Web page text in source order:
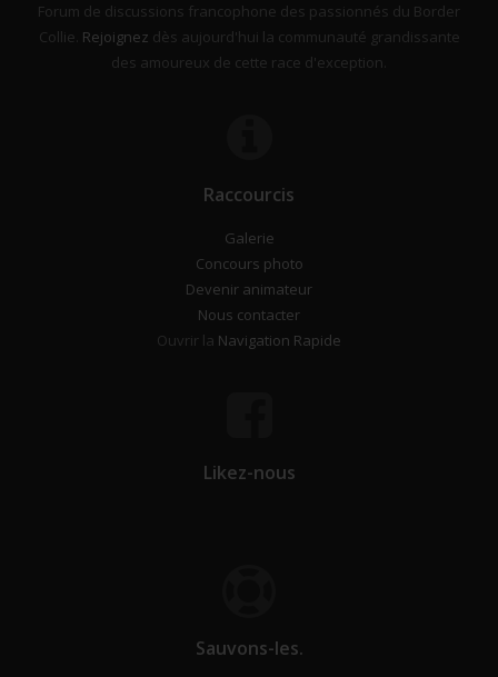
Forum de discussions francophone des passionnés du Border
Collie. Rejoignez dès aujourd'hui la communauté grandissante
des amoureux de cette race d'exception.
Raccourcis
Galerie
Concours photo
Devenir animateur
Nous contacter
Ouvrir la Navigation Rapide
Likez-nous
Sauvons-les.